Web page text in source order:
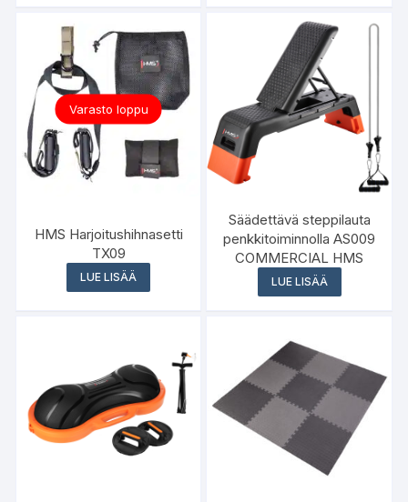
Varasto loppu
HMS Harjoitushihnasetti
TX09
LUE LISÄÄ
Säädettävä steppilauta
penkkitoiminnolla AS009
COMMERCIAL HMS
LUE LISÄÄ